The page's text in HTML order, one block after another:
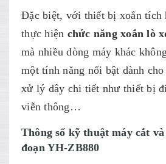
Đặc biệt, với thiết bị xoắn tích
thực hiện chức năng xoắn lò
mà nhiều dòng máy khác
một tính năng nổi bật dành
xử lý dây chi tiết như thiết bị
viễn thông…
Thông số kỹ thuật máy cắt
đoạn YH-ZB880